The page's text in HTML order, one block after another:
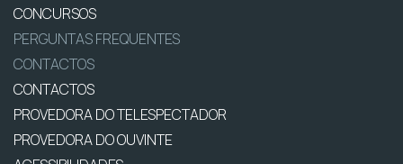
CONCURSOS
PERGUNTAS FREQUENTES
CONTACTOS
CONTACTOS
PROVEDORA DO TELESPECTADOR
PROVEDORA DO OUVINTE